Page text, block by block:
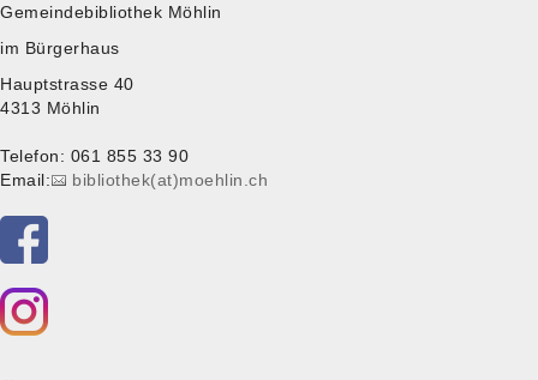
Gemeindebibliothek Möhlin
im Bürgerhaus
Hauptstrasse 40
4313 Möhlin
Telefon: 061 855 33 90
Email:
bibliothek(at)moehlin.ch